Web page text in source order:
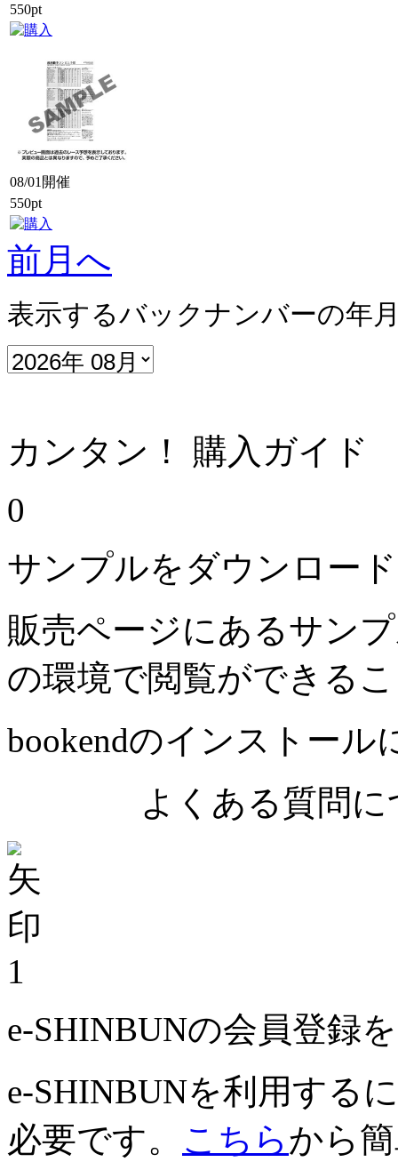
550pt
08/01開催
550pt
前月へ
表示するバックナンバーの年
カンタン！ 購入ガイド
0
サンプルをダウンロー
販売ページにあるサン
の環境で閲覧ができる
bookendのインストール
よくある質問に
1
e-SHINBUNの会員登録
e-SHINBUNを利用する
必要です。 こちらから